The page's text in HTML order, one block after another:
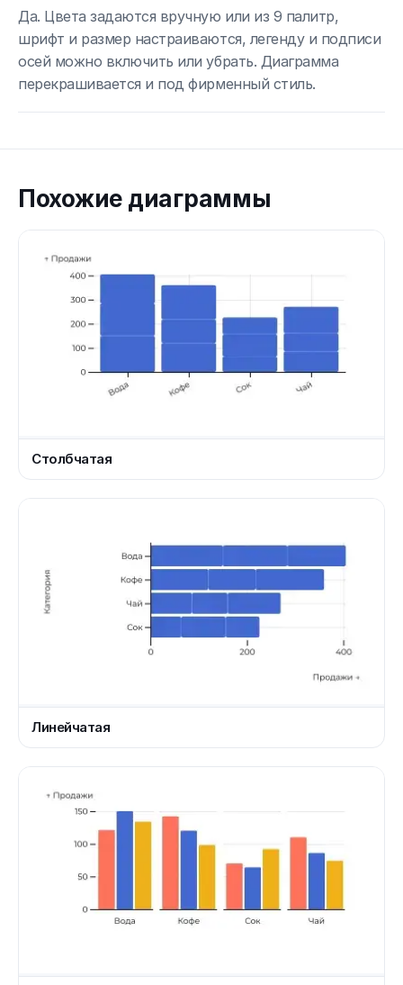
Да. Цвета задаются вручную или из 9 палитр,
шрифт и размер настраиваются, легенду и подписи
осей можно включить или убрать. Диаграмма
перекрашивается и под фирменный стиль.
Похожие диаграммы
Столбчатая
Линейчатая